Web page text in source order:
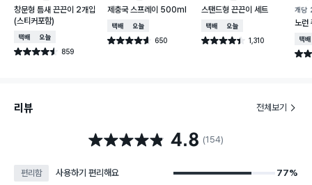
창문형 틈새 끈끈이 2개입
(스티커포함)
택배배송오늘배송
별점 4.5점 859
건 작성
제충국 스프레이 500ml
택배배송오늘배송
별점 4.6점 650
건 작성
스탠드형 끈끈이 세트
택배배송오늘배송
별점 4.4점 1,310
건 작성
개당
노런
택배
별점
리뷰 전체보기
별점 4.8점 4.8 (154)
편리함 사용하기 편리해요 77%